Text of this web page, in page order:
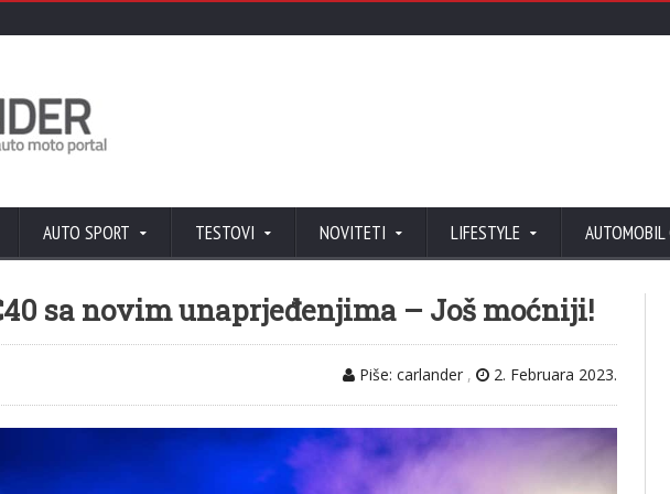
AUTO SPORT TESTOVI NOVITETI LIFESTYLE AUTOMOBIL
sa novim unaprjeđenjima – Još moćniji!
Piše: carlander , 2. Februara 2023.